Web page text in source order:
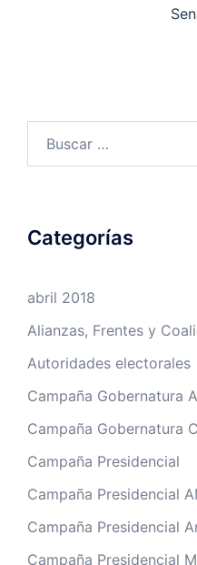
Categorías
abril 2018
Alianzas, Frentes y
Autoridades electorales
Campaña Gobernatura
Campaña Gobernatura
Campaña Presidencial
Campaña Presidencial
Campaña Presidencial
Campaña Presidencial